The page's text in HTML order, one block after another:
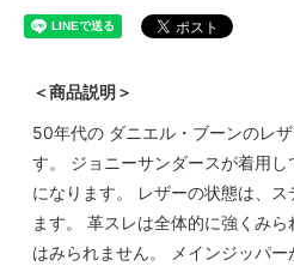
＜商品説明＞
50年代の ダニエル・ブーンのレ
す。 ジョニーサンダースが着用
になります。 レザーの状態は、
ます。 革スレは全体的に強くみ
はみられません。 メインジッパー